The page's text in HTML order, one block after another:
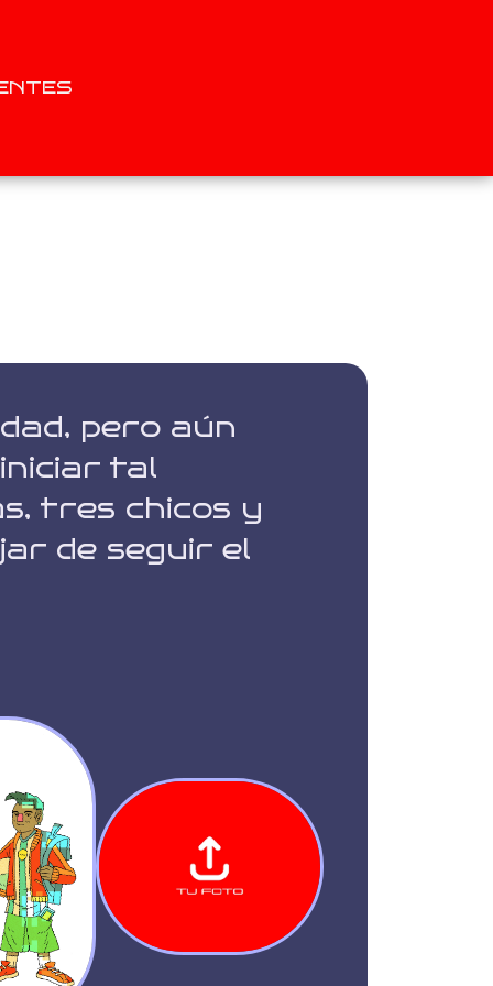
pero aún
tal
tres chicos y
de seguir el